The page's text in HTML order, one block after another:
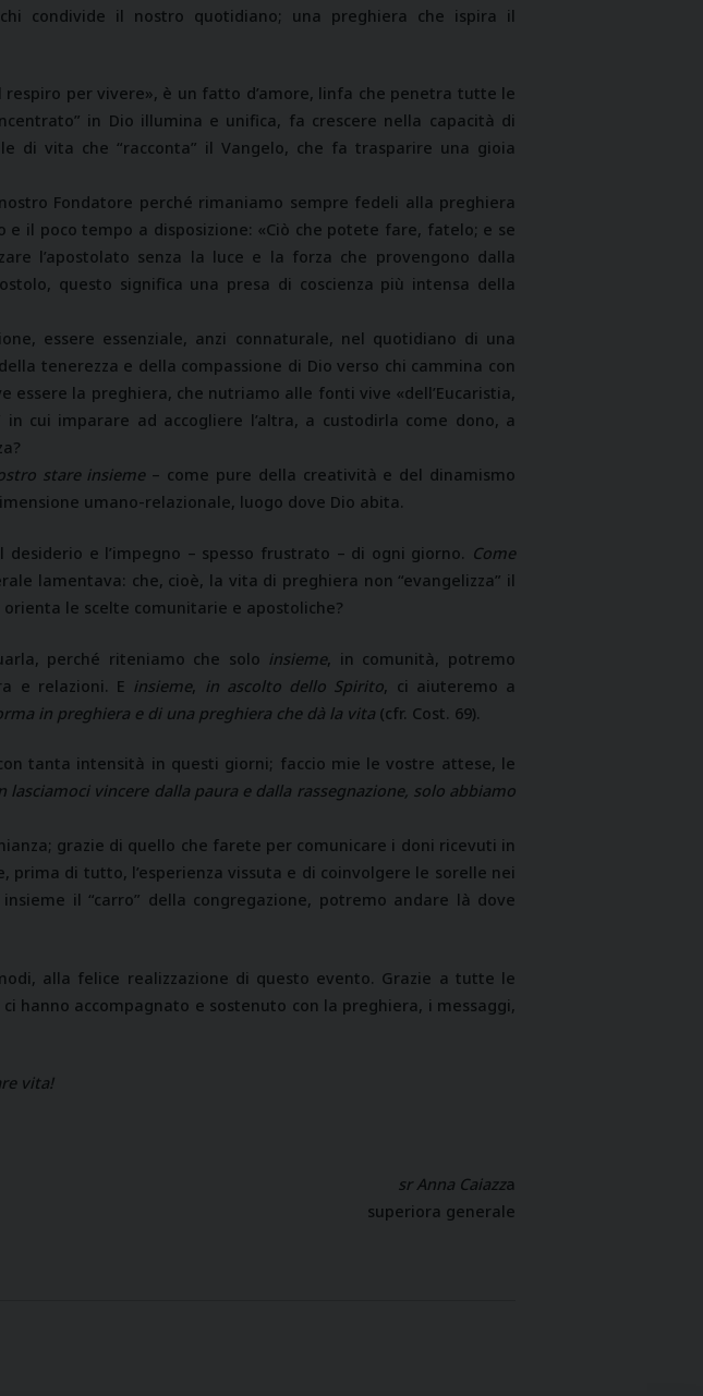
condivide il nostro quotidiano; una preghiera che ispira il
per vivere», è un fatto d’amore, linfa che penetra tutte le
in Dio illumina e unifica, fa crescere nella capacità di
di vita che “racconta” il Vangelo, che fa trasparire una gioia
Fondatore perché rimaniamo sempre fedeli alla preghiera
il poco tempo a disposizione: «Ciò che potete fare, fatelo; e se
l’apostolato senza la luce e la forza che provengono dalla
questo significa una presa di coscienza più intensa della
essere essenziale, anzi connaturale, nel quotidiano di una
tenerezza e della compassione di Dio verso chi cammina con
essere la preghiera, che nutriamo alle fonti vive «dell’Eucaristia,
in cui imparare ad accogliere l’altra, a custodirla come dono, a
stare insieme– come pure della creatività e del dinamismo
umano-relazionale, luogo dove Dio abita.
e l’impegno – spesso frustrato – di ogni giorno. Come
lamentava: che, cioè, la vita di preghiera non “evangelizza” il
le scelte comunitarie e apostoliche?
perché riteniamo che solo insieme, in comunità, potremo
e relazioni. E insieme, in ascolto dello Spirito, ci aiuteremo a
in preghiera e di una preghiera che dà la vita (cfr. Cost. 69).
tanta intensità in questi giorni; faccio mie le vostre attese, le
lasciamoci vincere dalla paura e dalla rassegnazione, solo abbiamo
grazie di quello che farete per comunicare i doni ricevuti in
di tutto, l’esperienza vissuta e di coinvolgere le sorelle nei
il “carro” della congregazione, potremo andare là dove
alla felice realizzazione di questo evento. Grazie a tutte le
hanno accompagnato e sostenuto con la preghiera, i messaggi,
vita!
sr Anna Caiazza
superiora generale